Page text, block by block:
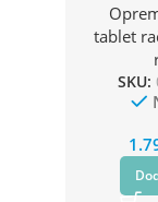
tablet
SKU: